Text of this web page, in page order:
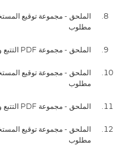
مطلوب
الملحق - مجموعة PDF التتبع والتجانس للإرسال العام طراز A1 - مطلوب
مطلوب
الملحق - مجموعة PDF التتبع والتجانس للإرسال العام طراز A1 - مطلوب
مطلوب